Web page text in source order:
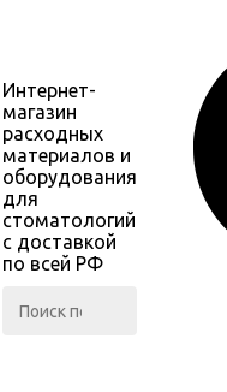
Интернет-
магазин
расходных
материалов и
оборудования
для
стоматологий
с доставкой
по всей РФ